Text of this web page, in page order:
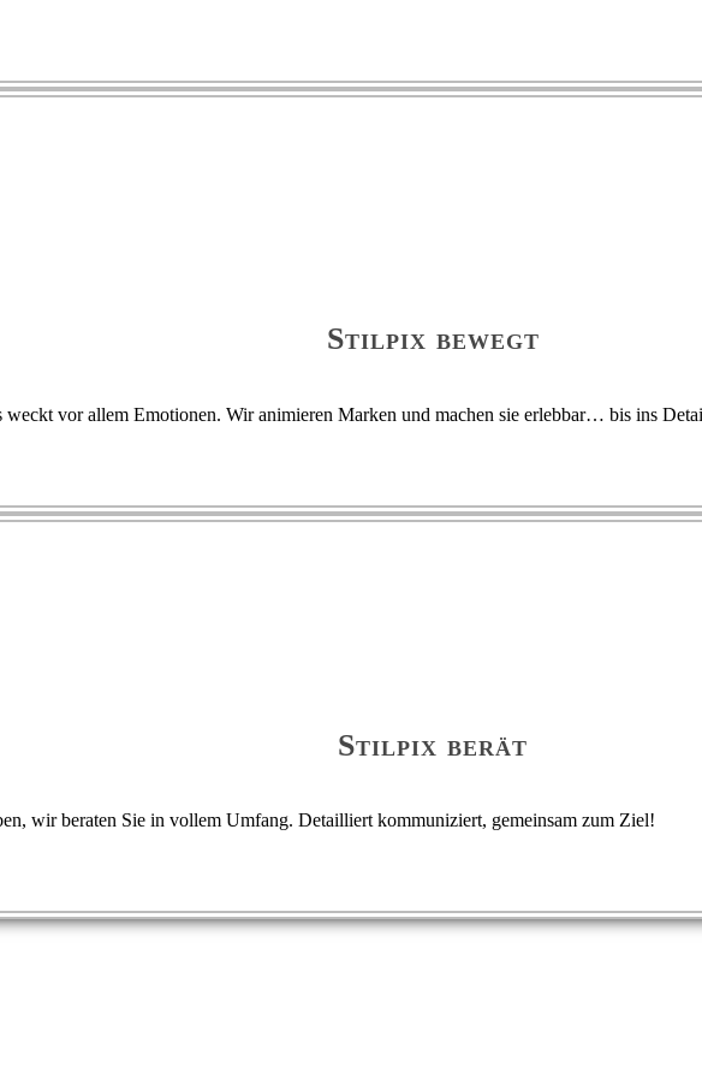
Stilpix bewegt
weckt vor allem Emotionen. Wir animieren Marken und machen sie erlebbar… bis ins
Stilpix berät
wir beraten Sie in vollem Umfang. Detailliert kommuniziert, gemeinsam zum Ziel!